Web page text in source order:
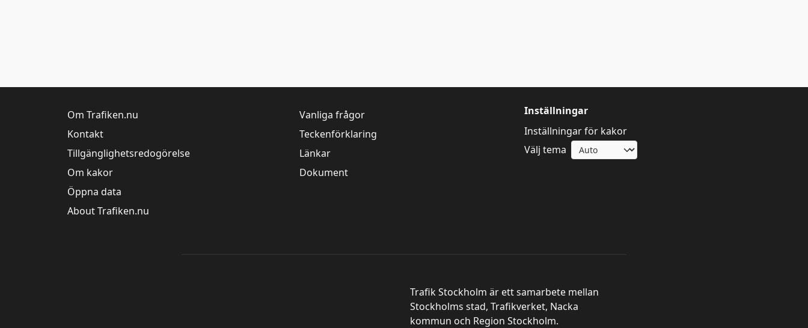
Om Trafiken.nu
Kontakt
Tillgänglighetsredogörelse
Om kakor
Öppna data
About Trafiken.nu
Vanliga frågor
Teckenförklaring
Länkar
Dokument
Inställningar
Inställningar för kakor
Välj tema
Trafik Stockholm är ett samarbete mellan
Stockholms stad, Trafikverket, Nacka
kommun och Region Stockholm.